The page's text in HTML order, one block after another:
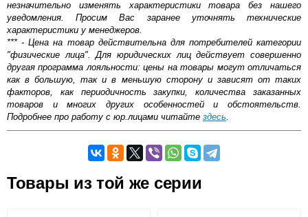
незначительно изменять характеристики товара без нашего
уведомления. Просим Вас заранее уточнять технические
характеристики у менеджеров.
*** - Цена на товар действительна для потребителей категории
"физические лица". Для юридических лиц действует совершенно
другая программа лояльности: цены на товары могут отличаться
как в большую, так и в меньшую сторону и зависят от таких
факторов, как периодичность закупки, количества заказанных
товаров и многих других особенностей и обстоятельств.
Подробнее про работу с юр.лицами читайте здесь.
Оставьте отзыв
Товары из той же серии